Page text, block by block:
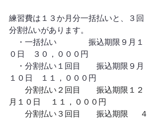
練習費は１３か月分一括払いと、３回
分割払いがあります。
・一括払い　　　　振込期限９月１
０日　３０，０００円
・分割払い１回目　　振込期限９月
１０日　１１，０００円
分割払い２回目　　振込期限 １２
月１０日　 １１，０００円
分割払い３回目　　振込期限
４